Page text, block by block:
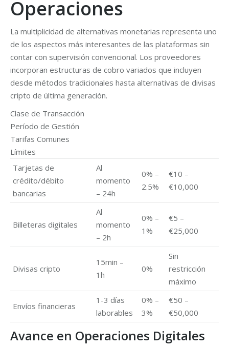
Operaciones
La multiplicidad de alternativas monetarias representa uno
de los aspectos más interesantes de las plataformas sin
contar con supervisión convencional. Los proveedores
incorporan estructuras de cobro variados que incluyen
desde métodos tradicionales hasta alternativas de divisas
cripto de última generación.
Clase de Transacción
Período de Gestión
Tarifas Comunes
Límites
Tarjetas de
crédito/débito
bancarias
Al
momento
– 24h
0% –
2.5%
€10 –
€10,000
Billeteras digitales
Al
momento
– 2h
0% –
1%
€5 –
€25,000
Divisas cripto
15min –
1h
0%
Sin
restricción
máximo
Envíos financieras
1-3 días
laborables
0% –
3%
€50 –
€50,000
Avance en Operaciones Digitales